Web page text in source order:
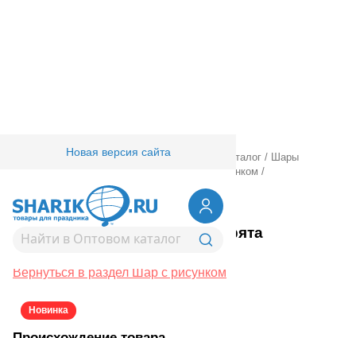
Новая версия сайта
Товары для праздника/ Оптовый каталог /
Шары
Шар с рисунком /
1103-3354Шар 12" с рис Зверята
Вернуться в раздел Шар с рисунком
Новинка